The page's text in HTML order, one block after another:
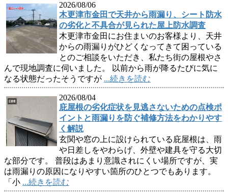
2026/08/06
木更津市金田で天井から雨漏り、シート防水
の劣化と不具合が見られた屋上防水調査
木更津市金田にお住まいのお客様より、天井
からの雨漏りがひどくなってきて困っている
とのご相談をいただき、私たち街の屋根やさ
んで現地調査に伺いました。 以前から雨が降るたびに気に
なる状態だったそうですが ...続きを読む
2026/08/04
庇屋根の劣化症状を見逃さないための点検ポ
イントと雨漏りを防ぐ補修方法をわかりやす
く解説
玄関や窓の上に設けられている庇屋根は、雨
や日差しをやわらげ、外壁や建具を守る大切
な部分です。 普段はあまり意識されにくい場所ですが、実
は雨漏りの原因になりやすい箇所のひとつでもあります。
「小 ...続きを読む